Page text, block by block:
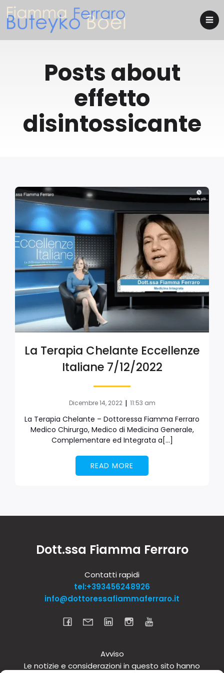
Posts about
effetto
disintossicante
La Terapia Chelante Eccellenze
Italiane 7/12/2022
Dicembre 14, 2022 | 11:53 am
La Terapia Chelante – Dottoressa Fiamma Ferraro
Medico Chirurgo, Medico di Medicina Generale,
Complementare ed Integrata a[…]
READ MORE
Dott.ssa Fiamma Ferraro
Contatti rapidi
tel:+393456248926
info@dottoressafiammaferraro.it
Avviso
Le notizie e considerazioni in questo sito hanno